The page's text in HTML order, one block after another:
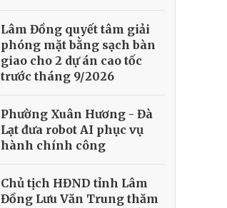
Lâm Đồng quyết tâm giải
phóng mặt bằng sạch bàn
giao cho 2 dự án cao tốc
trước tháng 9/2026
Phường Xuân Hương - Đà
Lạt đưa robot AI phục vụ
hành chính công
Chủ tịch HĐND tỉnh Lâm
Đồng Lưu Văn Trung thăm